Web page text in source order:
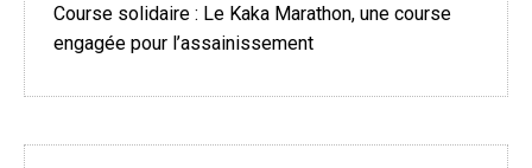
Course solidaire : Le Kaka Marathon, une course
engagée pour l’assainissement